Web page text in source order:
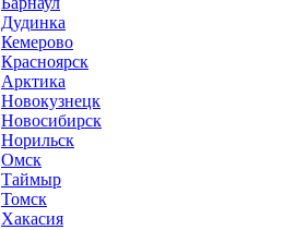
Дудинка
Кемерово
Красноярск
Арктика
Новокузнецк
Новосибирск
Норильск
Омск
Таймыр
Томск
Хакасия